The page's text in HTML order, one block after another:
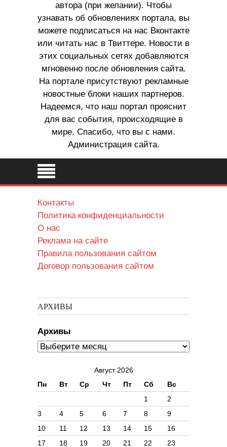
автора (при желании). Чтобы
узнавать об обновлениях портала, вы
можете подписаться на нас Вконтакте
или читать нас в Твиттере. Новости в
этих социальных сетях добавляются
мгновенно после обновления сайта.
На портале присутствуют рекламные
новостные блоки наших партнеров.
Надеемся, что наш портал прояснит
для вас события, происходящие в
мире. Спасибо, что вы с нами.
Администрация сайта.
Контакты
Политика конфиденциальности
О нас
Реклама на сайте
Правила пользования сайтом
Договор пользования сайтом
АРХИВЫ
Архивы
Август 2026
Пн
Вт Ср Чт Пт Сб Вс
1
2
3
4 5 6 7 8
9
10
11 12 13 14 15
16
17
18 19 20 21 22
23